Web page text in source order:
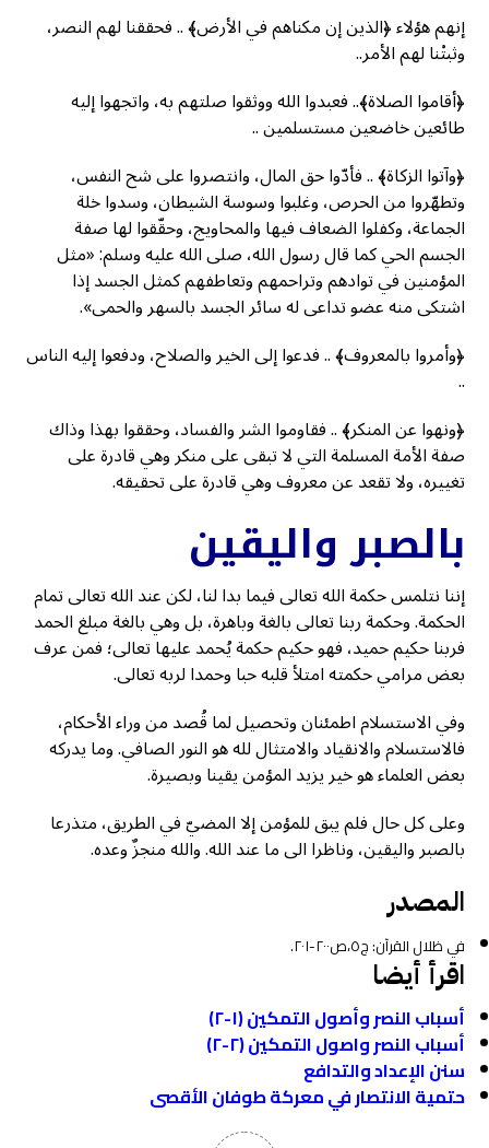
إنهم هؤلاء ﴿الذين إن مكناهم في الأرض﴾ .. فحققنا لهم النصر،
وثبتْنا لهم الأمر..
﴿أقاموا الصلاة﴾.. فعبدوا الله ووثقوا صلتهم به، واتجهوا إليه
طائعين خاضعين مستسلمين ..
﴿وآتوا الزكاة﴾ .. فأدّوا حق المال، وانتصروا على شح النفس،
وتطهّروا من الحرص، وغلبوا وسوسة الشيطان، وسدوا خلة
الجماعة، وكفلوا الضعاف فيها والمحاويج، وحقّقوا لها صفة
الجسم الحي كما قال رسول الله، صلى الله عليه وسلم: «مثل
المؤمنين في توادهم وتراحمهم وتعاطفهم كمثل الجسد إذا
اشتكى منه عضو تداعى له سائر الجسد بالسهر والحمى».
﴿وأمروا بالمعروف﴾ .. فدعوا إلى الخير والصلاح، ودفعوا إليه الناس
..
﴿ونهوا عن المنكر﴾ .. فقاوموا الشر والفساد، وحققوا بهذا وذاك
صفة الأمة المسلمة التي لا تبقى على منكر وهي قادرة على
تغييره، ولا تقعد عن معروف وهي قادرة على تحقيقه.
بالصبر واليقين
إننا نتلمس حكمة الله تعالى فيما بدا لنا، لكن عند الله تعالى تمام
الحكمة. وحكمة ربنا تعالى بالغة وباهرة، بل وهي بالغة مبلغ الحمد
فربنا حكيم حميد، فهو حكيم حكمة يُحمد عليها تعالى؛ فمن عرف
بعض مرامي حكمته امتلأ قلبه حبا وحمدا لربه تعالى.
وفي الاستسلام اطمئنان وتحصيل لما قُصد من وراء الأحكام،
فالاستسلام والانقياد والامتثال لله هو النور الصافي. وما يدركه
بعض العلماء هو خير يزيد المؤمن يقينا وبصيرة.
وعلى كل حال فلم يبق للمؤمن إلا المضيّ في الطريق، متذرعا
بالصبر واليقين، وناظرا الى ما عند الله. والله منجزٌ وعده.
المصدر
في ظلال القرآن: ج٥،ص٢٠٠-٢٠١.
اقرأ أيضا
أسباب النصر وأصول التمكين (١-٢)
أسباب النصر واصول التمكين (٢-٢)
سنن الإعداد والتدافع
حتمية الانتصار في معركة طوفان الأقصى